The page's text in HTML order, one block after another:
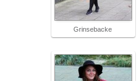
Grinsebacke